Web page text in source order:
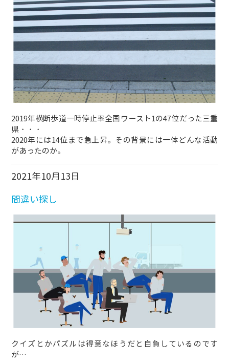
2019年横断歩道一時停止率全国ワースト1の47位だった三重
県・・・
2020年には14位まで急上昇。その背景には一体どんな活動
があったのか。
2021年10月13日
間違い探し
クイズとかパズルは得意なほうだと自負しているのです
が…